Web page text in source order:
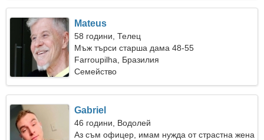
Mateus
58 години, Телец
Мъж търси старша дама 48-55
Farroupilha, Бразилия
Семейство
Gabriel
46 години, Водолей
Аз съм офицер, имам нужда от страстна жена